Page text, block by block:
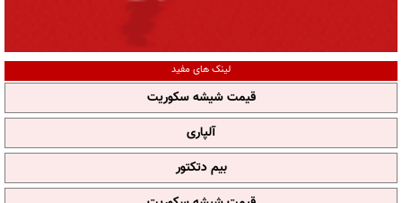
لینک های مفید
قیمت شیشه سکوریت
آلپاری
بیم دتکتور